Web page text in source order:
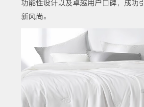
功能性设计以及卓越用户口碑，成功
新风尚。